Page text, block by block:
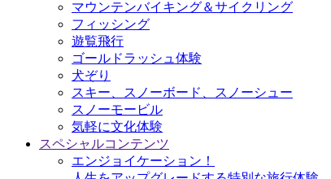
マウンテンバイキング＆サイクリング
フィッシング
遊覧飛行
ゴールドラッシュ体験
犬ぞり
スキー、スノーボード、スノーシュー
スノーモービル
気軽に文化体験
スペシャルコンテンツ
エンジョイケーション！